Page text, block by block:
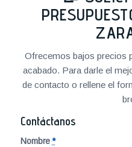
Ofrecemos bajos precios
acabado. Para darle el
de contacto o rellene el
Contáctanos
Nombre*